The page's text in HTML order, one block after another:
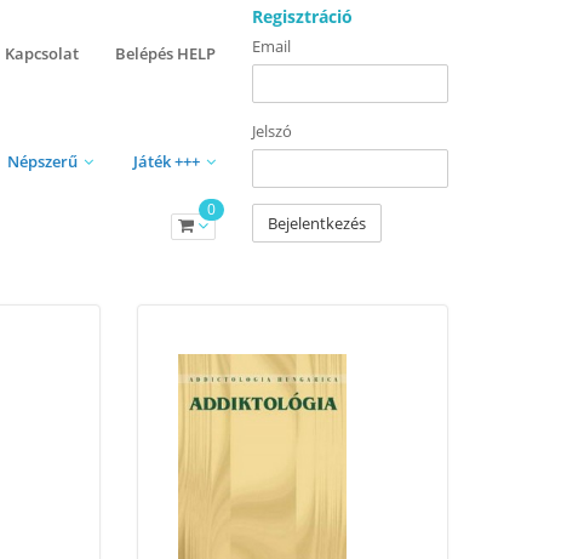
Kapcsolat Belépés HELP
Népszerű Játék +++
0
Regisztráció
Email
Jelszó
Bejelentkezés